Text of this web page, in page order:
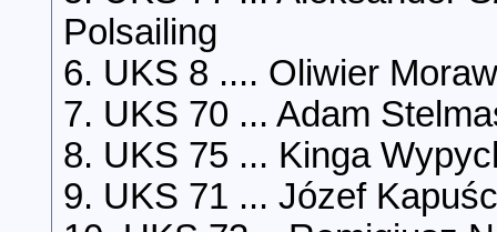
Polsailing
6. UKS 8 .... Oliwier
7. UKS 70 ... Adam
8. UKS 75 ... Kinga
9. UKS 71 ... Józef